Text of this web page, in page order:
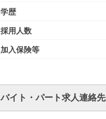
学歴
採用人数
加入保険等
バイト・パート求人連絡先